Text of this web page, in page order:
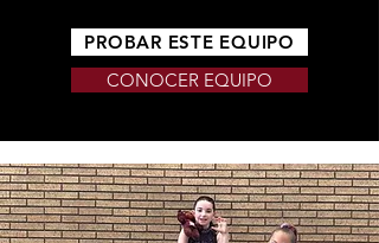
PROBAR ESTE EQUIPO
CONOCER EQUIPO